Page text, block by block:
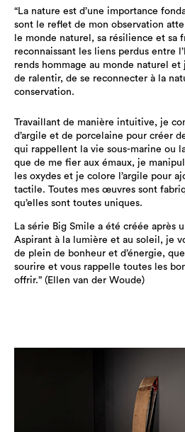
“La nature est d’une importance
sont le reflet de mon observation
le monde naturel, sa résilience et sa
reconnaissant les liens perdus entre
rends hommage au monde naturel et
de ralentir, de se reconnecter à la
conservation.
Travaillant de manière intuitive, je
d’argile et de porcelaine pour créer
qui rappellent la vie sous-marine ou
que de me fier aux émaux, je
les oxydes et je colore l’argile pour
tactile. Toutes mes œuvres sont
qu’elles sont toutes uniques.
La série Big Smile a été créée après
Aspirant à la lumière et au soleil, je
de plein de bonheur et d’énergie,
sourire et vous rappelle toutes les
offrir.” (Ellen van der Woude)